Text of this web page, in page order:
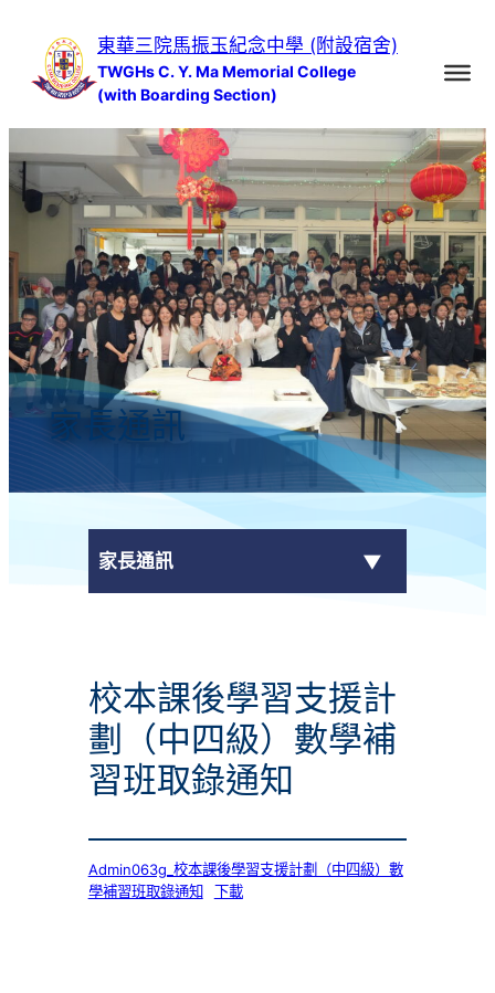
容
東華三院馬振玉紀念中學 (附設宿舍)
TWGHs C. Y. Ma Memorial College
(with Boarding Section)
家長通訊
家長通訊
學校通告
校本課後學習支援計
劃（中四級）數學補
習班取錄通知
Admin063g_校本課後學習支援計劃（中四級）數
學補習班取錄通知
下載